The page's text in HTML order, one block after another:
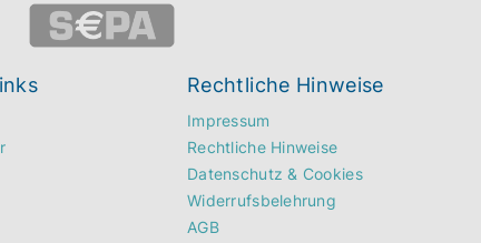
Rechtliche Hinweise
Impressum
Rechtliche Hinweise
Datenschutz & Cookies
Widerrufsbelehrung
AGB